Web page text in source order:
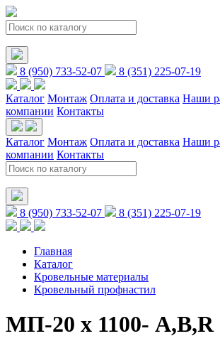
8 (950) 733-52-07 8 (351) 225-07-19
Каталог Монтаж Оплата и доставка Наши
компании Контакты
Каталог Монтаж Оплата и доставка Наши
компании Контакты
8 (950) 733-52-07 8 (351) 225-07-19
Главная
Каталог
Кровельные материалы
Кровельный профнастил
МП-20 х 1100- А,B,R